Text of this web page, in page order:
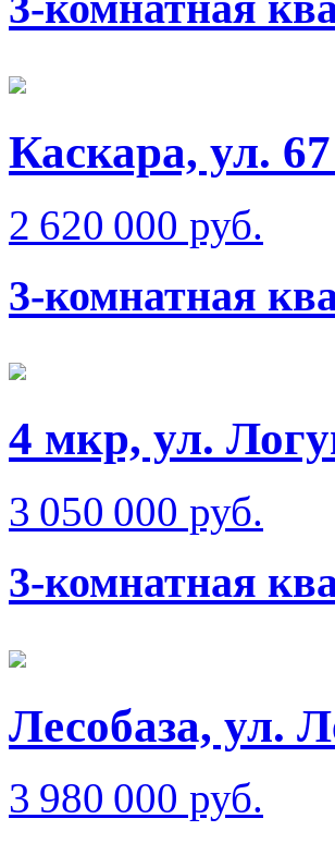
Каскара, ул.
2 620 000 руб.
3-комнатная
4 мкр, ул.
3 050 000 руб.
3-комнатная
Лесобаза, ул.
3 980 000 руб.